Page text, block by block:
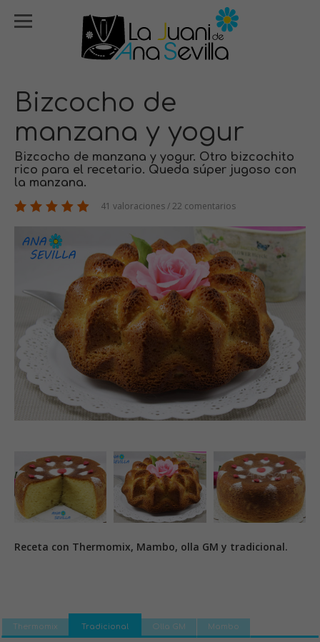
Bizcocho de
manzana y yogur
Bizcocho de manzana y yogur. Otro bizcochito
rico para el recetario. Queda súper jugoso con
la manzana.
41 valoraciones / 22 comentarios
Receta con Thermomix, Mambo, olla GM y tradicional.
Thermomix Tradicional Olla GM Mambo